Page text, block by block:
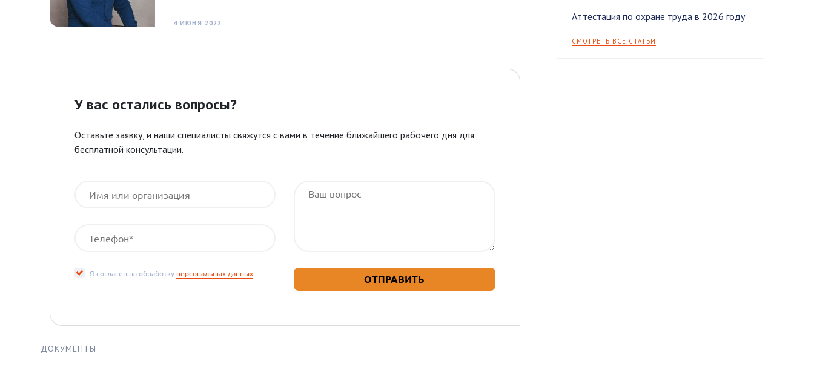
4 ИЮНЯ 2022
У вас остались вопросы?
Оставьте заявку, и наши специалисты свяжутся с вами в течение ближайшего рабочего дня для
бесплатной консультации.
Я согласен на обработку персональных данных
ДОКУМЕНТЫ
Аттестация по охране труда в 2026 году
СМОТРЕТЬ ВСЕ СТАТЬИ